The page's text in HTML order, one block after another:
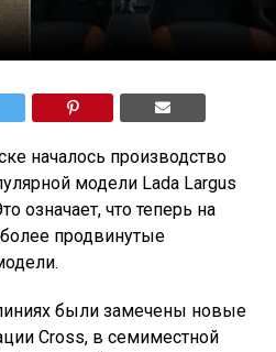
началось производство
модели Lada Largus
означает, что теперь на
продвинутые
были замечены новые
Cross, в семиместной